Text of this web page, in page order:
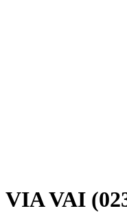
VIA VAI